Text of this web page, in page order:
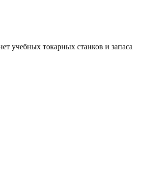
учебных токарных станков и запаса